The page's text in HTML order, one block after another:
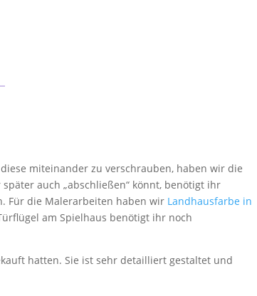
miteinander zu verschrauben, haben wir die
auch „abschließen“ könnt, benötigt ihr
Für die Malerarbeiten haben wir Landhausfarbe in
am Spielhaus benötigt ihr noch
hatten. Sie ist sehr detailliert gestaltet und